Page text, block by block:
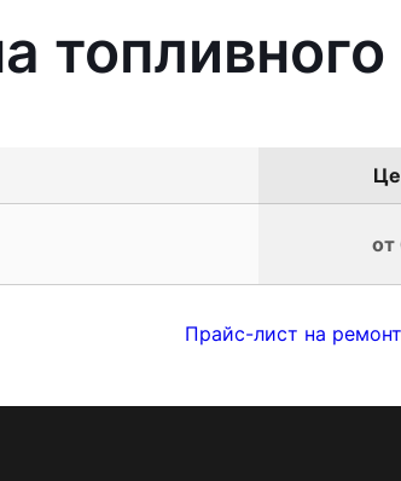
от
Прайс-лист на